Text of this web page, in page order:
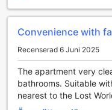
Dessutom kan du
privata balkong eller
luften. För din
gratis flaskvatten
förvara snacks och
kan du njuta av extra
samvaro, vilket gör
både korta och långa
Convenience with
Recenserad 6 Juni 2025
The apartment very
bathrooms. Suitable
nearest to the Lost